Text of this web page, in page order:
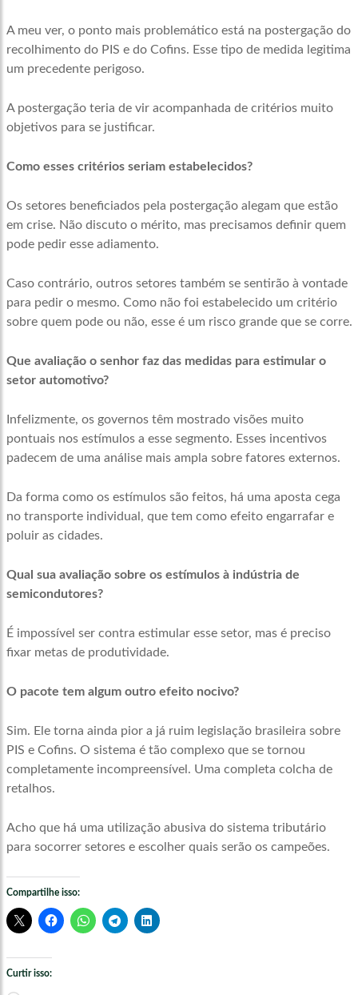
A meu ver, o ponto mais problemático está na postergação do
recolhimento do PIS e do Cofins. Esse tipo de medida legitima
um precedente perigoso.
A postergação teria de vir acompanhada de critérios muito
objetivos para se justificar.
Como esses critérios seriam estabelecidos?
Os setores beneficiados pela postergação alegam que estão
em crise. Não discuto o mérito, mas precisamos definir quem
pode pedir esse adiamento.
Caso contrário, outros setores também se sentirão à vontade
para pedir o mesmo. Como não foi estabelecido um critério
sobre quem pode ou não, esse é um risco grande que se corre.
Que avaliação o senhor faz das medidas para estimular o
setor automotivo?
Infelizmente, os governos têm mostrado visões muito
pontuais nos estímulos a esse segmento. Esses incentivos
padecem de uma análise mais ampla sobre fatores externos.
Da forma como os estímulos são feitos, há uma aposta cega
no transporte individual, que tem como efeito engarrafar e
poluir as cidades.
Qual sua avaliação sobre os estímulos à indústria de
semicondutores?
É impossível ser contra estimular esse setor, mas é preciso
fixar metas de produtividade.
O pacote tem algum outro efeito nocivo?
Sim. Ele torna ainda pior a já ruim legislação brasileira sobre
PIS e Cofins. O sistema é tão complexo que se tornou
completamente incompreensível. Uma completa colcha de
retalhos.
Acho que há uma utilização abusiva do sistema tributário
para socorrer setores e escolher quais serão os campeões.
Compartilhe isso:
Curtir isso: